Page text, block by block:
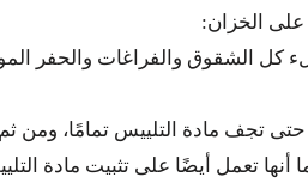
على الخزان:
كل الشقوق والفراغات والحفر
حتى تجف مادة التلييس تمامًا،
تعمل أيضًا على تثبيت مادة